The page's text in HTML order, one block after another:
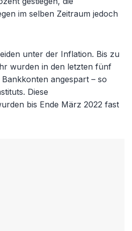
im selben Zeitraum jedoch
unter der Inflation. Bis zu
wurden in den letzten fünf
angespart – so
Diese
bis Ende März 2022 fast